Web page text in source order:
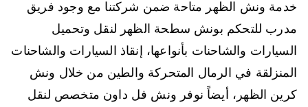
خدمة ونش الظهر متاحة ضمن شركتنا مع وجود فريق
مدرب للتحكم بونش سطحة الظهر لنقل وتحميل
السيارات والشاحنات بأنواعها، إنقاذ السيارات والشاحنات
المنزلقة في الرمال المتحركة والطين من خلال ونش
كرين الظهر، أيضاً نوفر ونش فل داون متخصص لنقل